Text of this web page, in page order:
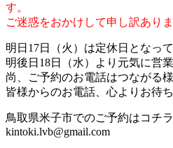
す。
ご迷惑をおかけして申し訳ありま
明日17日（火）は定休日となって
明後日18日（水）より元気に営
尚、ご予約のお電話はつながる
皆様からのお電話、心よりお待
鳥取県米子市でのご予約はコチラ
kintoki.lvb@gmail.com